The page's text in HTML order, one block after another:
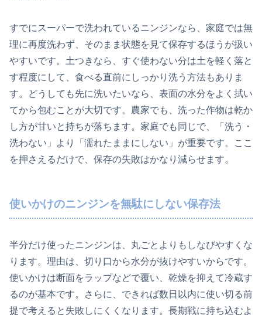
すでにスーパーで洗われているニンジンなら、家庭では無
理に再度洗わず、そのまま状態を見て保存するほうが扱い
やすいです。土つきなら、すぐ使わない分は土を軽く落と
す程度にして、食べる直前にしっかり洗う方法もありま
す。どうしても先に洗いたいなら、表面の水分をよく拭い
てから包むことが大切です。農家でも、洗った作物は乾か
し方が甘いと持ちが落ちます。家庭でも同じで、「洗う・
洗わない」より「濡れたままにしない」が重要です。ここ
を押さえるだけで、保存の失敗はかなり減らせます。
使いかけのニンジンを無駄にしない保存法
半分だけ使ったニンジンは、丸ごとよりもしなびやすくな
ります。理由は、切り口から水分が抜けやすいからです。
使いかけは断面をラップなどで覆い、乾燥を抑えて冷蔵す
るのが基本です。さらに、できれば数日以内に使い切る前
提で考えると失敗しにくくなります。長期戦に持ち込むよ